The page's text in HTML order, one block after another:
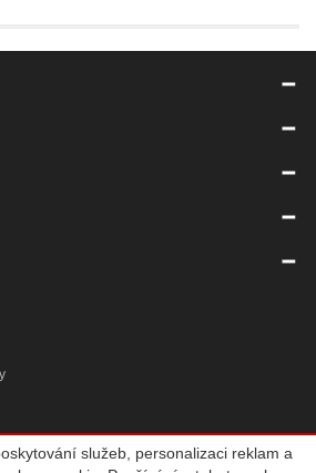
služeb, personalizaci reklam a